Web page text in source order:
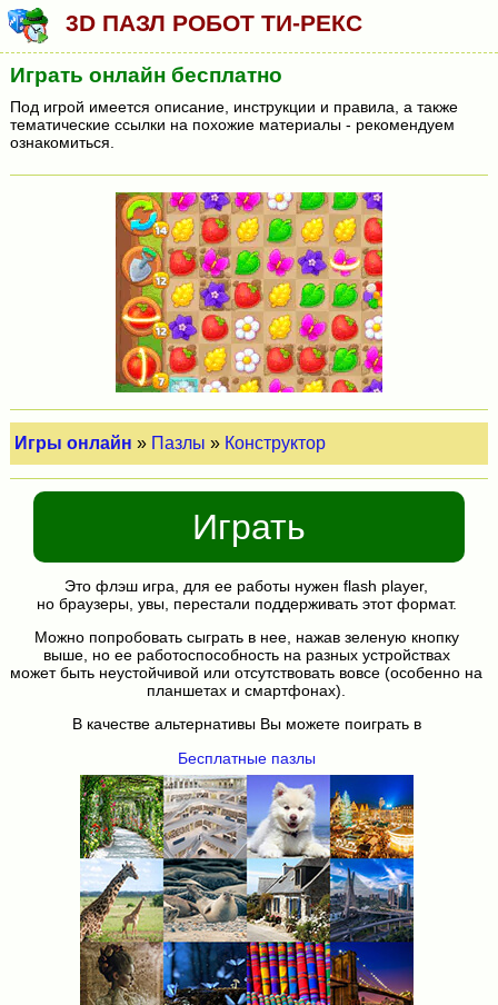
3D ПАЗЛ РОБОТ ТИ-РЕКС
Играть онлайн бесплатно
Под игрой имеется описание, инструкции и правила, а также
тематические ссылки на похожие материалы - рекомендуем
ознакомиться.
Игры онлайн » Пазлы » Конструктор
Играть
Это флэш игра, для ее работы нужен flash player,
но браузеры, увы, перестали поддерживать этот формат.
Можно попробовать сыграть в нее, нажав зеленую кнопку
выше, но ее работоспособность на разных устройствах
может быть неустойчивой или отсутствовать вовсе (особенно на
планшетах и смартфонах).
В качестве альтернативы Вы можете поиграть в
Бесплатные пазлы